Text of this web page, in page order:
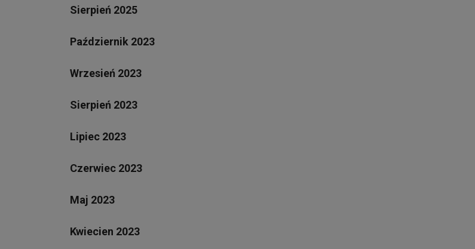
Sierpień 2025
Październik 2023
Wrzesień 2023
Sierpień 2023
Lipiec 2023
Czerwiec 2023
Maj 2023
Kwiecien 2023